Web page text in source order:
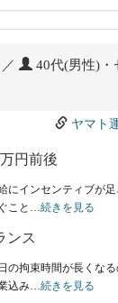
／
40代(男性)・
ヤマト
円前後
にインセンティブが
こと… 続きを見る
ンス
の拘束時間が長くな
込み… 続きを見る